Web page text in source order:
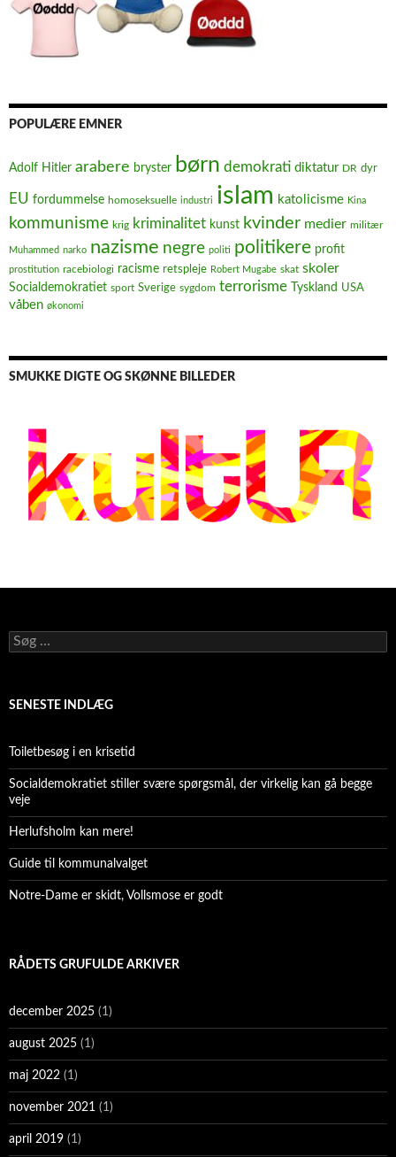
POPULÆRE EMNER
Adolf Hitler arabere bryster børn demokrati diktatur DR dyr
EU fordummelse homoseksuelle industri islam katolicisme Kina
kommunisme krig kriminalitet kunst kvinder medier militær
Muhammed narko nazisme negre politi politikere profit
prostitution racebiologi racisme retspleje Robert Mugabe skat skoler
Socialdemokratiet sport Sverige sygdom terrorisme Tyskland USA
våben økonomi
SMUKKE DIGTE OG SKØNNE BILLEDER
Søg
efter:
SENESTE INDLÆG
Toiletbesøg i en krisetid
Socialdemokratiet stiller svære spørgsmål, der virkelig kan gå begge
veje
Herlufsholm kan mere!
Guide til kommunalvalget
Notre-Dame er skidt, Vollsmose er godt
RÅDETS GRUFULDE ARKIVER
december 2025 (1)
august 2025 (1)
maj 2022 (1)
november 2021 (1)
april 2019 (1)